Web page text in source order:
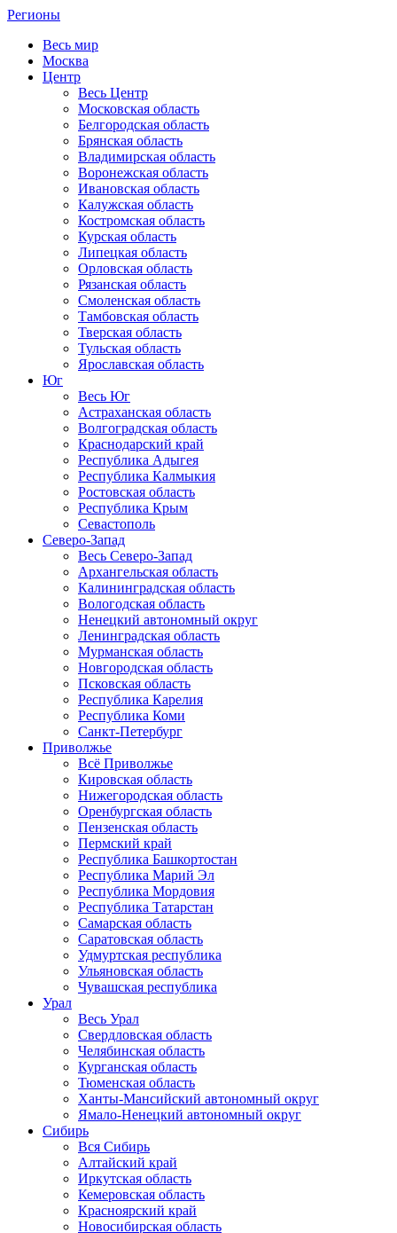
Регионы
Весь мир
Москва
Центр
Весь Центр
Московская область
Белгородская область
Брянская область
Владимирская область
Воронежская область
Ивановская область
Калужская область
Костромская область
Курская область
Липецкая область
Орловская область
Рязанская область
Смоленская область
Тамбовская область
Тверская область
Тульская область
Ярославская область
Юг
Весь Юг
Астраханская область
Волгоградская область
Краснодарский край
Республика Адыгея
Республика Калмыкия
Ростовская область
Республика Крым
Севастополь
Северо-Запад
Весь Северо-Запад
Архангельская область
Калининградская область
Вологодская область
Ненецкий автономный округ
Ленинградская область
Мурманская область
Новгородская область
Псковская область
Республика Карелия
Республика Коми
Санкт-Петербург
Приволжье
Всё Приволжье
Кировская область
Нижегородская область
Оренбургская область
Пензенская область
Пермский край
Республика Башкортостан
Республика Марий Эл
Республика Мордовия
Республика Татарстан
Самарская область
Саратовская область
Удмуртская республика
Ульяновская область
Чувашская республика
Урал
Весь Урал
Свердловская область
Челябинская область
Курганская область
Тюменская область
Ханты-Мансийский автономный округ
Ямало-Ненецкий автономный округ
Сибирь
Вся Сибирь
Алтайский край
Иркутская область
Кемеровская область
Красноярский край
Новосибирская область